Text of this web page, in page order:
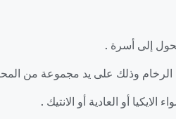
إلى أسرة .
وذلك على يد مجموعة من
أو العادية أو الانتيك .